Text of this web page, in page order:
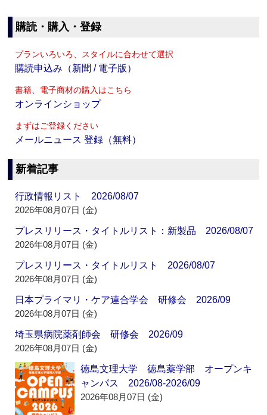
購読・購入・登録
プランいろいろ、スタイルに合わせて選択
購読申込み（新聞 / 電子版）
書籍、電子商材の購入はこちら
オンラインショップ
まずはご登録ください
メールニュース 登録（無料）
新着記事
行政情報リスト 2026/08/07
2026年08月07日 (金)
プレスリリース・タイトルリスト：新製品 2026/08/07
2026年08月07日 (金)
プレスリリース・タイトルリスト 2026/08/07
2026年08月07日 (金)
日本プライマリ・ケア連合学会 研修会 2026/09
2026年08月07日 (金)
埼玉県病院薬剤師会 研修会 2026/09
2026年08月07日 (金)
徳島文理大学 徳島薬学部 オープンキ
ャンパス 2026/08-2026/09
2026年08月07日 (金)